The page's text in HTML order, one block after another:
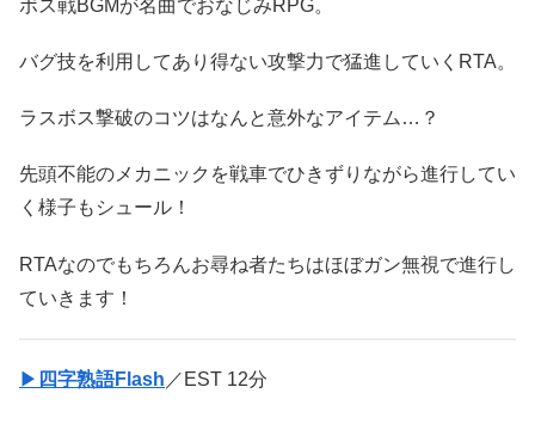
ボス戦BGMが名曲でおなじみRPG。
バグ技を利用してあり得ない攻撃力で猛進していくRTA。
ラスボス撃破のコツはなんと意外なアイテム…？
先頭不能のメカニックを戦車でひきずりながら進行してい
く様子もシュール！
RTAなのでもちろんお尋ね者たちはほぼガン無視で進行し
ていきます！
▶ 四字熟語Flash ／EST 12分